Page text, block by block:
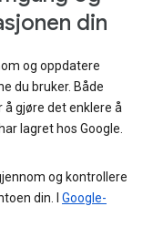
din
og oppdatere
du bruker. Både
gjøre det enklere å
lagret hos Google.
og kontrollere
din. I Google-